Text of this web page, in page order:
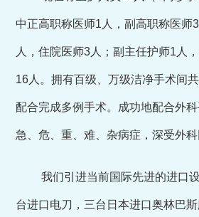
中正高职称医师1人，副高职称医师
人，住院医师3人；副主任护师1人
16人。拥有百级、万级洁净手术间
配合完成多例手术。成功地配合外
急、危、重、难、杂病症，深受外科
我们引进当前国际先进的进口
台进口电刀，三台日本进口奥林巴